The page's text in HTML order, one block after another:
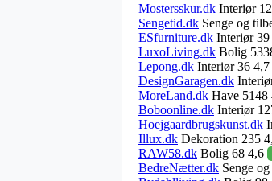
Mostersskur.dk Interiør
Sengetid.dk Senge og
ESfurniture.dk Interiør 39
LuxoLiving.dk Bolig
Lepong.dk Interiør 36 4,7
DesignGaragen.dk
MoreLand.dk Have 5148
Boboonline.dk Interiør
Hoejgaardbrugskunst.dk
Illux.dk Dekoration 235
RAW58.dk Bolig 68 4,6
BedreNætter.dk Senge